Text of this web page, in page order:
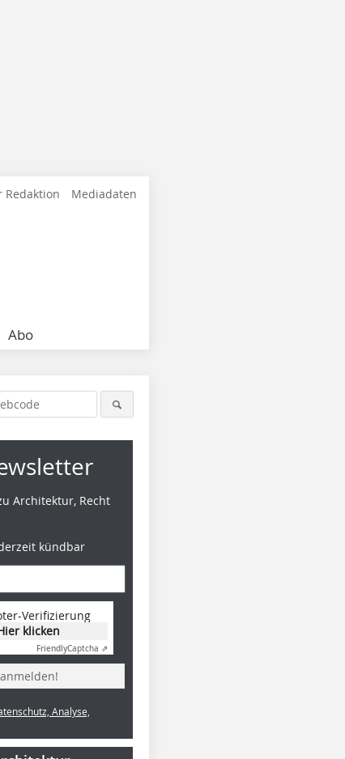
Redaktion Mediadaten
Abo
Architektur, Recht
kündbar
Verifizierung
klicken
FriendlyCaptcha ⇗
Analyse,